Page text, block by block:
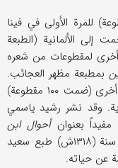
من أشعاره (ضمت ۱۵۹ مقطوعة) للمرة الأولی في فینا
إلی الألمانیة (الطبعة
طبعت طبعة أخری لمقطوعات من شعره
بمطبعة مظهر العجائب.
سنة ۱۹۳۳م بلندن مختارات أخری (ضمت ۱۰۰ مقطوعة)
وقد نشر رشید یاسمي
أحوال ابن
أشعاره أیضاً سنة ۱۳۱۷ش. وبعد سنة (۱۳۱۸ش) طبع سعید
عن حیاته.